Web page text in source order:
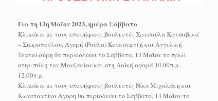
Για τη 13η Μαΐου 2023, ημέρα Σάββατο
Κλιμάκιο με τους υποψήφιους βουλευτές Χρυσούλα Κατσαβριά
– Σιωροπούλου, Αγορή (Ρούλα) Κουκουμτζή και Αγγελική
Τεντολούρη θα περιοδεύσει το Σάββατο, 13 Μαΐου το πρωί
στην πόλη του Μουζακίου και στη Λαϊκή αγορά 10.00π.μ.-
12.00π.μ.
Κλιμάκιο με τους υποψήφιους βουλευτές Νίκο Μιχαλάκη και
Κωνσταντίνο Αγόρη θα περιοδεύει το Σάββατο, 13 Μαΐου το